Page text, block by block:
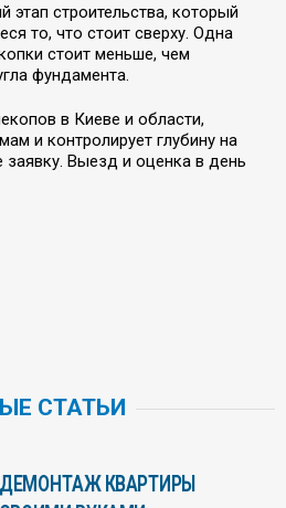
этап строительства, который
то, что стоит сверху. Одна
стоит меньше, чем
фундамента.
в Киеве и области,
и контролирует глубину на
Выезд и оценка в день
СТАТЬИ
ДЕМОНТАЖ КВАРТИРЫ